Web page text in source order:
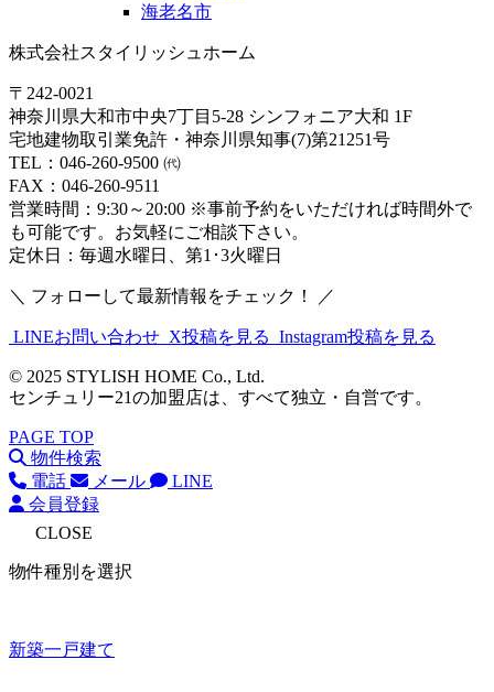
海老名市
株式会社スタイリッシュホーム
〒242-0021
神奈川県大和市中央7丁目5-28 シンフォニア大和 1F
宅地建物取引業免許・神奈川県知事(7)第21251号
TEL：046-260-9500 ㈹
FAX：046-260-9511
営業時間：9:30～20:00 ※事前予約をいただければ時間外で
も可能です。お気軽にご相談下さい。
定休日：毎週水曜日、第1･3火曜日
＼ フォローして最新情報をチェック！ ／
LINEお問い合わせ X投稿を見る Instagram投稿を見る
© 2025 STYLISH HOME Co., Ltd.
センチュリー21の加盟店は、すべて独立・自営です。
PAGE TOP
物件検索
電話
メール
LINE
会員登録
CLOSE
物件種別を選択
新築一戸建て